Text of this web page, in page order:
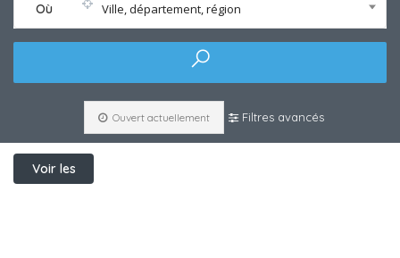
Où Ville, département, région
Ouvert actuellement Filtres avancés
Voir les